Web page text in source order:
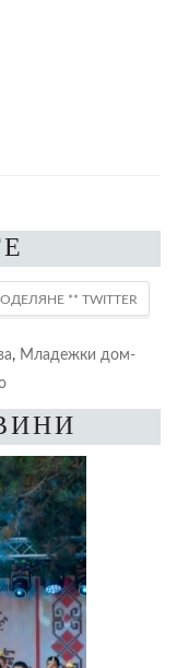
, Младежки дом-